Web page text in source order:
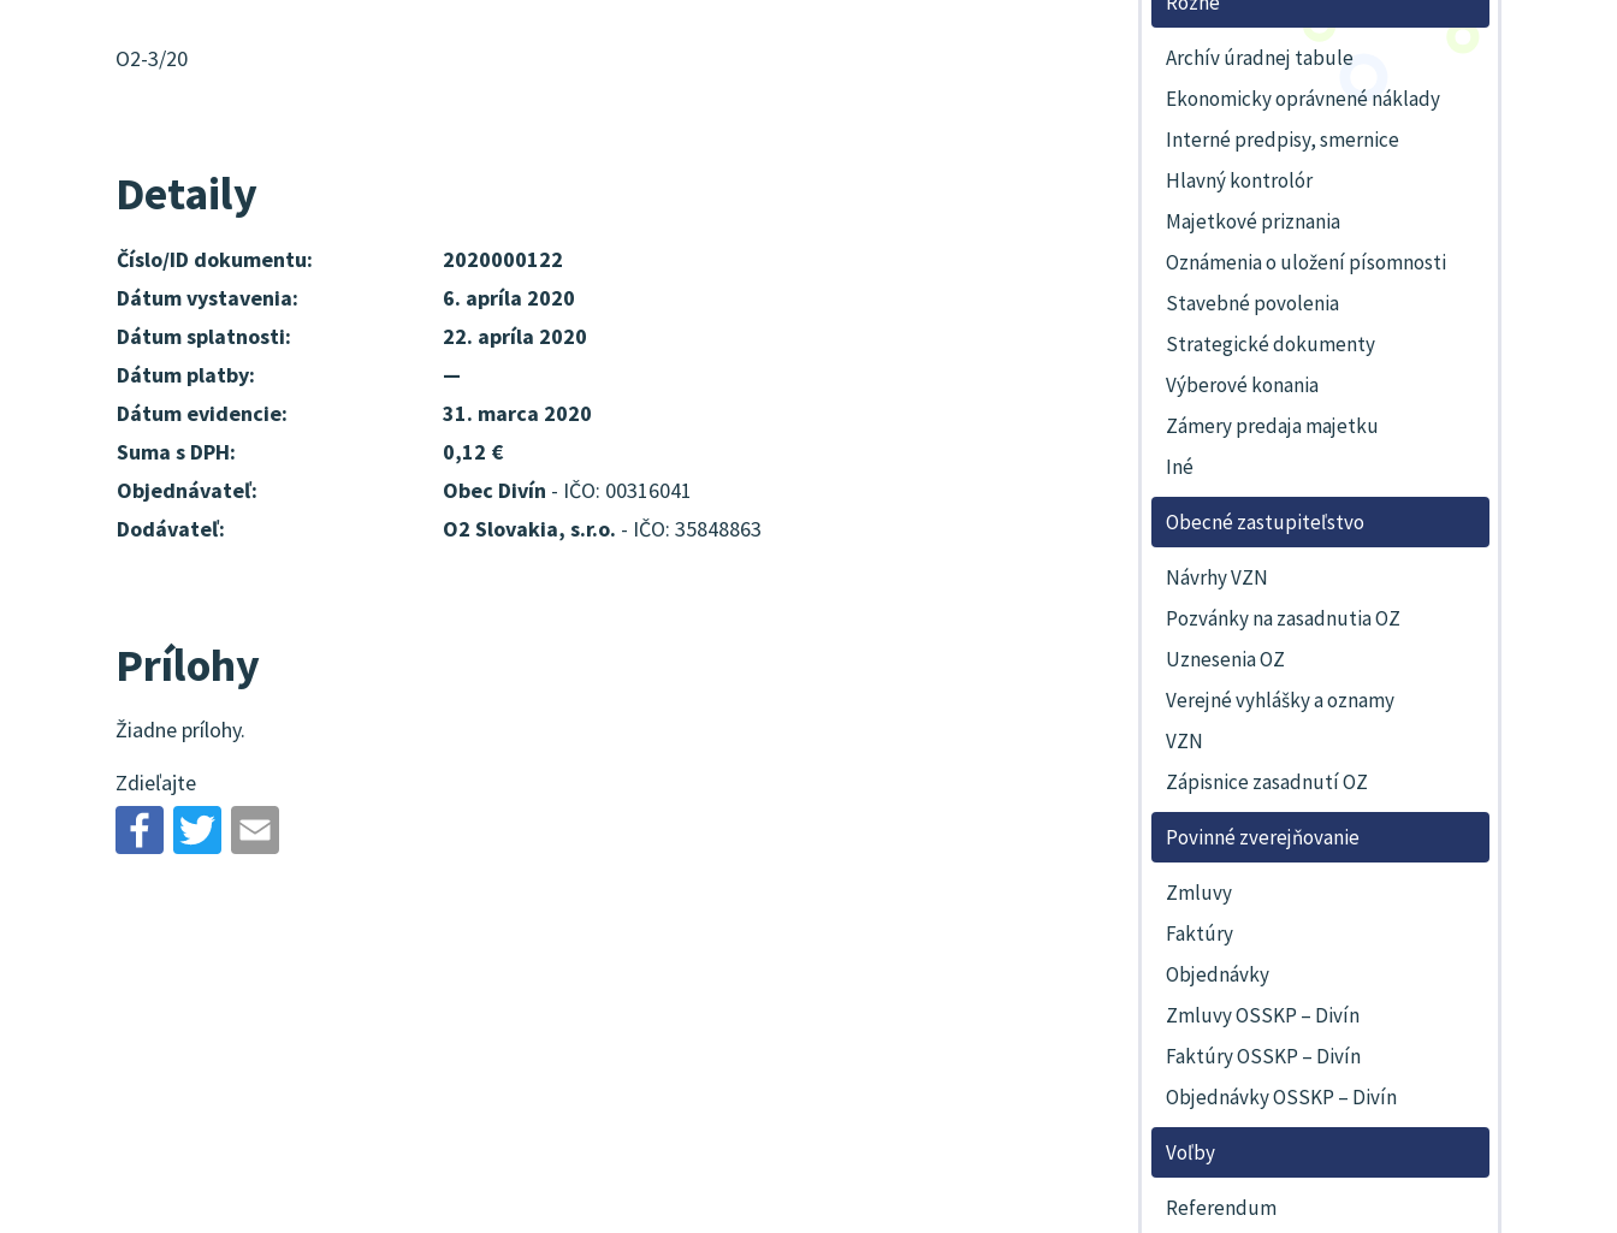
O2-3/20
Detaily
Číslo/ID dokumentu:
2020000122
Dátum vystavenia:
6. apríla 2020
Dátum splatnosti:
22. apríla 2020
Dátum platby:
—
Dátum evidencie:
31. marca 2020
Suma s DPH:
0,12 €
Objednávateľ:
Obec Divín - IČO: 00316041
Dodávateľ:
O2 Slovakia, s.r.o. - IČO: 35848863
Prílohy
Žiadne prílohy.
Zdieľajte
Archív úradnej tabule
Ekonomicky oprávnené náklady
Interné predpisy, smernice
Hlavný kontrolór
Majetkové priznania
Oznámenia o uložení písomnosti
Stavebné povolenia
Strategické dokumenty
Výberové konania
Zámery predaja majetku
Iné
Obecné zastupiteľstvo
Návrhy VZN
Pozvánky na zasadnutia OZ
Uznesenia OZ
Verejné vyhlášky a oznamy
VZN
Zápisnice zasadnutí OZ
Povinné zverejňovanie
Zmluvy
Faktúry
Objednávky
Zmluvy OSSKP – Divín
Faktúry OSSKP – Divín
Objednávky OSSKP – Divín
Voľby
Referendum